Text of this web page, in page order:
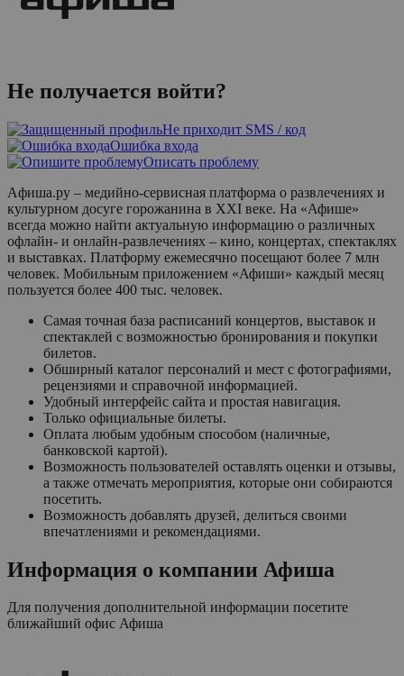
Не получается войти?
Не приходит SMS / код
Ошибка входа
Описать проблему
Aфиша.ру – медийно-сервисная платформа о развлечениях и
культурном досуге горожанина в XXI веке. На «Афише»
всегда можно найти актуальную информацию о различных
офлайн- и онлайн-развлечениях – кино, концертах, спектаклях
и выставках. Платформу ежемесячно посещают более 7 млн
человек. Мобильным приложением «Афиши» каждый месяц
пользуется более 400 тыс. человек.
Самая точная база расписаний концертов, выставок и
спектаклей с возможностью бронирования и покупки
билетов.
Обширный каталог персоналий и мест с фотографиями,
рецензиями и справочной информацией.
Удобный интерфейс сайта и простая навигация.
Только официальные билеты.
Оплата любым удобным способом (наличные,
банковской картой).
Возможность пользователей оставлять оценки и отзывы,
а также отмечать мероприятия, которые они собираются
посетить.
Возможность добавлять друзей, делиться своими
впечатлениями и рекомендациями.
Информация о компании Афиша
Для получения дополнительной информации посетите
ближайший офис Афиша